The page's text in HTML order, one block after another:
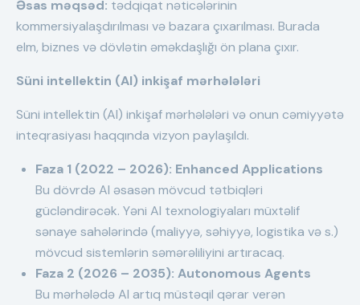
Əsas məqsəd: tədqiqat nəticələrinin
kommersiyalaşdırılması və bazara çıxarılması. Burada
elm, biznes və dövlətin əməkdaşlığı ön plana çıxır.
Süni intellektin (AI) inkişaf mərhələləri
Süni intellektin (AI) inkişaf mərhələləri və onun cəmiyyətə
inteqrasiyası haqqında vizyon paylaşıldı.
Faza 1 (2022 – 2026): Enhanced Applications
Bu dövrdə AI əsasən mövcud tətbiqləri
gücləndirəcək. Yəni AI texnologiyaları müxtəlif
sənaye sahələrində (maliyyə, səhiyyə, logistika və s.)
mövcud sistemlərin səmərəliliyini artıracaq.
Faza 2 (2026 – 2035): Autonomous Agents
Bu mərhələdə AI artıq müstəqil qərar verən